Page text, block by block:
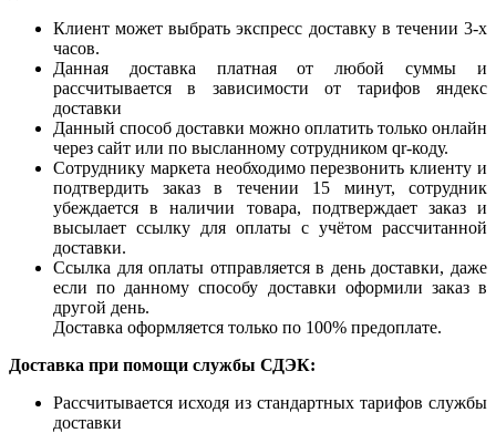
Клиент может выбрать экспресс доставку в течении 3-х
часов.
Данная доставка платная от любой суммы и
рассчитывается в зависимости от тарифов яндекс
доставки
Данный способ доставки можно оплатить только онлайн
через сайт или по высланному сотрудником qr-коду.
Сотруднику маркета необходимо перезвонить клиенту и
подтвердить заказ в течении 15 минут, сотрудник
убеждается в наличии товара, подтверждает заказ и
высылает ссылку для оплаты с учётом рассчитанной
доставки.
Ссылка для оплаты отправляется в день доставки, даже
если по данному способу доставки оформили заказ в
другой день.
Доставка оформляется только по 100% предоплате.
Доставка при помощи службы СДЭК:
Рассчитывается исходя из стандартных тарифов службы
доставки